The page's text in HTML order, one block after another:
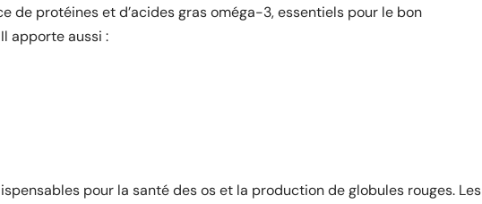
de protéines et d’acides gras oméga-3, essentiels pour le bon
apporte aussi :
pour la santé des os et la production de globules rouges. Les